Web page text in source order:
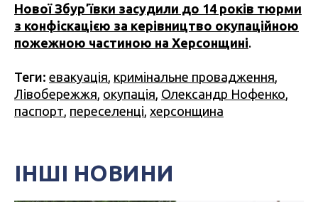
Нової Збурʼївки засудили до 14 років тюрми
з конфіскацією за керівництво окупаційною
пожежною частиною на Херсонщині.
Теги: евакуація, кримінальне провадження,
Лівобережжя, окупація, Олександр Нофенко,
паспорт, переселенці, херсонщина
ІНШІ НОВИНИ